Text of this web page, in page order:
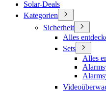
Solar-Deals
Kategorien
Sicherheit
Alles
Sets
Alles